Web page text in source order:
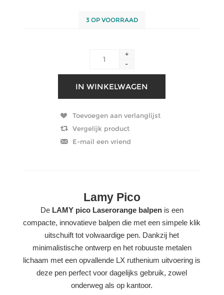
3 OP VOORRAAD
+
-
Lamy Pico
De LAMY pico Laserorange balpenis een
compacte, innovatieve balpen die met een simpele klik
uitschuift tot volwaardige pen. Dankzij het
minimalistische ontwerp en het robuuste metalen
lichaam met een opvallende LX ruthenium uitvoering is
deze pen perfect voor dagelijks gebruik, zowel
onderweg als op kantoor.